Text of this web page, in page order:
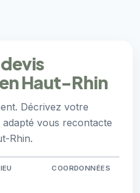
Haut-Rhin
Décrivez votre
vous recontacte
Rhin.
COORDONNÉES